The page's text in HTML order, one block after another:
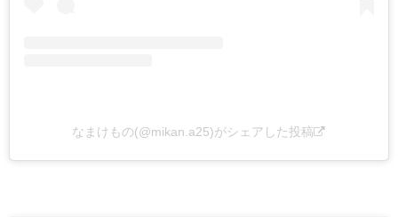
なまけもの(@mikan.a25)がシェアした投稿